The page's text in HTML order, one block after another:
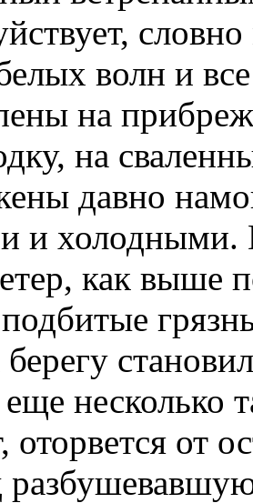
волн и
на
на
давно
и холодными.
как выше
еще несколько
от